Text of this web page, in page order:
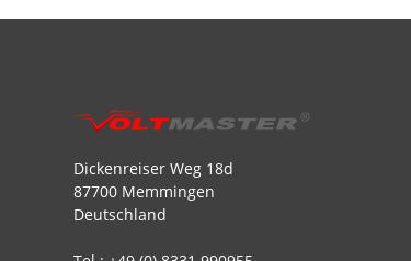
Dickenreiser Weg 18d
87700 Memmingen
Deutschland